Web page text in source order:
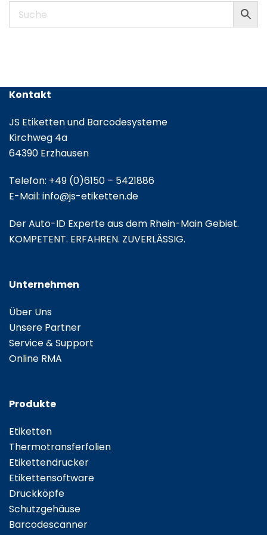
Kontakt
JS Etiketten und Barcodesysteme
Kirchweg 4a
64390 Erzhausen
Telefon: +49 (0)6150 – 5421886
E-Mail: info@js-etiketten.de
Der Auto-ID Experte aus dem Rhein-Main Gebiet.
KOMPETENT. ERFAHREN. ZUVERLÄSSIG.
Unternehmen
Über Uns
Unsere Partner
Service & Support
Online RMA
Produkte
Etiketten
Thermotransferfolien
Etikettendrucker
Etikettensoftware
Druckköpfe
Schutzgehäuse
Barcodescanner